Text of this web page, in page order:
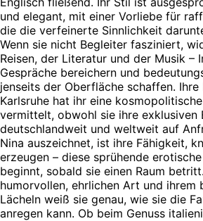
und elegant, mit einer Vorliebe für
die die verfeinerte Sinnlichkeit
Wenn sie nicht Begleiter fasziniert,
Reisen, der Literatur und der Musik –
Gespräche bereichern und
jenseits der Oberfläche schaffen.
Karlsruhe hat ihr eine
vermittelt, obwohl sie ihre exklusiven
deutschlandweit und weltweit auf
Nina auszeichnet, ist ihre Fähigkeit,
erzeugen – diese sprühende
beginnt, sobald sie einen Raum
humorvollen, ehrlichen Art und ihrem
Lächeln weiß sie genau, wie sie die
anregen kann. Ob beim Genuss